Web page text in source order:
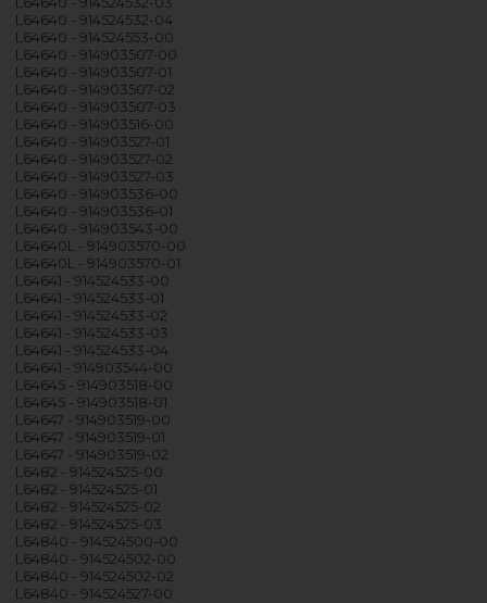
L64640 - 914524532-04
L64640 - 914524553-00
L64640 - 914903507-00
L64640 - 914903507-01
L64640 - 914903507-02
L64640 - 914903507-03
L64640 - 914903516-00
L64640 - 914903527-01
L64640 - 914903527-02
L64640 - 914903527-03
L64640 - 914903536-00
L64640 - 914903536-01
L64640 - 914903543-00
L64640L - 914903570-00
L64640L - 914903570-01
L64641 - 914524533-00
L64641 - 914524533-01
L64641 - 914524533-02
L64641 - 914524533-03
L64641 - 914524533-04
L64641 - 914903544-00
L64645 - 914903518-00
L64645 - 914903518-01
L64647 - 914903519-00
L64647 - 914903519-01
L64647 - 914903519-02
L6482 - 914524525-00
L6482 - 914524525-01
L6482 - 914524525-02
L6482 - 914524525-03
L64840 - 914524500-00
L64840 - 914524502-00
L64840 - 914524502-02
L64840 - 914524527-00